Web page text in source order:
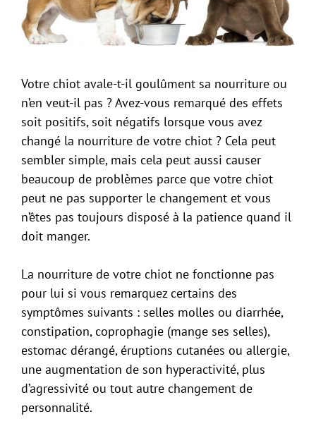
Votre chiot avale-t-il goulûment sa nourriture ou
n’en veut-il pas ? Avez-vous remarqué des effets
soit positifs, soit négatifs lorsque vous avez
changé la nourriture de votre chiot ? Cela peut
sembler simple, mais cela peut aussi causer
beaucoup de problèmes parce que votre chiot
peut ne pas supporter le changement et vous
n’êtes pas toujours disposé à la patience quand il
doit manger.
La nourriture de votre chiot ne fonctionne pas
pour lui si vous remarquez certains des
symptômes suivants : selles molles ou diarrhée,
constipation, coprophagie (mange ses selles),
estomac dérangé, éruptions cutanées ou allergie,
une augmentation de son hyperactivité, plus
d’agressivité ou tout autre changement de
personnalité.